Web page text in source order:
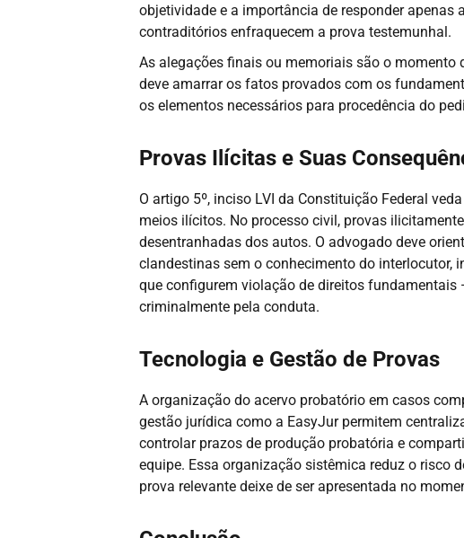
objetividade e a importância de responder
contraditórios enfraquecem a prova testemunhal.
As alegações finais ou memoriais são o
deve amarrar os fatos provados com os
os elementos necessários para procedência do
Provas Ilícitas e Suas
O artigo 5º, inciso LVI da Constituição Federal
meios ilícitos. No processo civil, provas
desentranhadas dos autos. O advogado deve
clandestinas sem o conhecimento do interlocutor,
que configurem violação de direitos fundamentais
criminalmente pela conduta.
Tecnologia e Gestão de Provas
A organização do acervo probatório em casos
gestão jurídica como a EasyJur permitem
controlar prazos de produção probatória e
equipe. Essa organização sistêmica reduz o risco
prova relevante deixe de ser apresentada no